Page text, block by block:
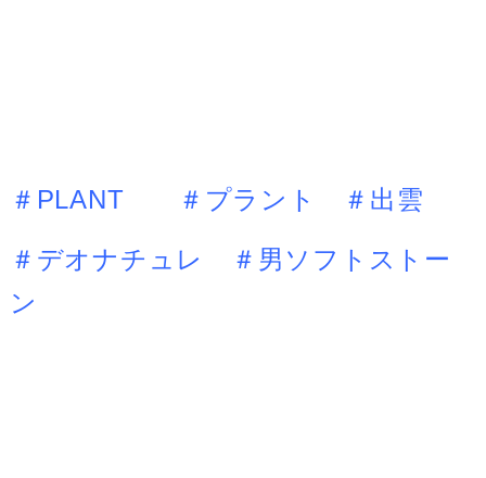
＃PLANT ＃プラント ＃出雲
＃デオナチュレ ＃男ソフトストー
ン